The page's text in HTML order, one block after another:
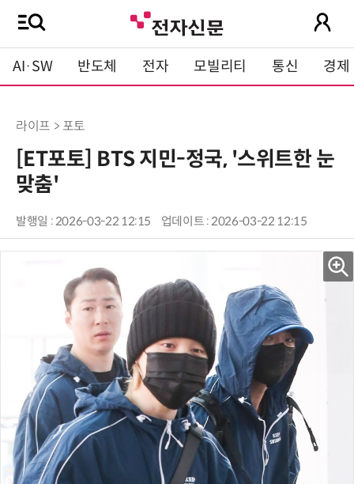
AI·SW 반도체 전자 모빌리티 통신 경제
라이프 > 포토
[ET포토] BTS 지민-정국, '스위트한 눈
맞춤'
발행일 : 2026-03-22 12:15 업데이트 : 2026-03-22 12:15